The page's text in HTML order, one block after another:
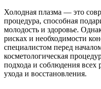
Холодная плазма — это
процедура, способная
молодость и здоровье.
рисках и необходимости
специалистом перед
косметологическая
подхода и соблюдения всех
ухода и восстановления.